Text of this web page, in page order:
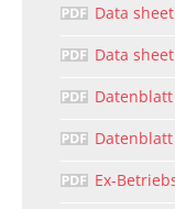
Data
Data
Datenblatt
Datenblatt
Ex-